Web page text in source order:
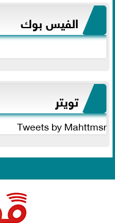
الفيس بوك
تويتر
Tweets by Mahttmsr